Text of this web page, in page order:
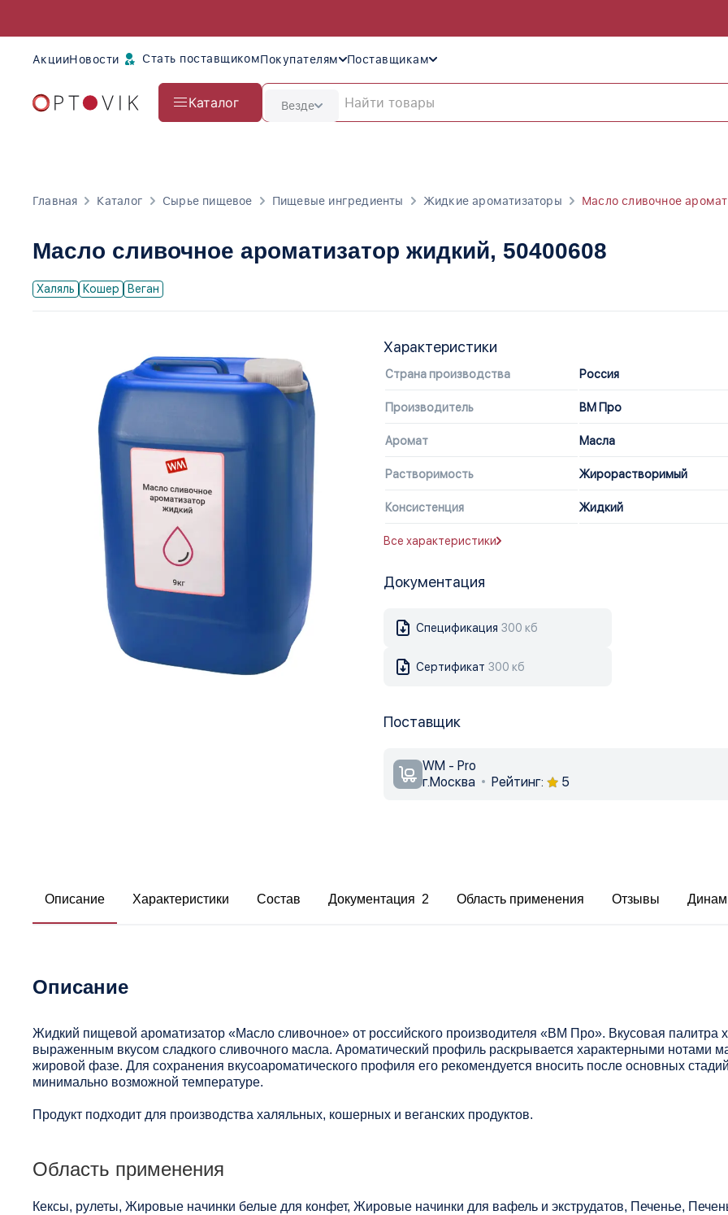
АкцииНовости Стать поставщикомПокупателям Поставщикам
Каталог Везде
Главная Каталог Сырье пищевое Пищевые ингредиенты Жидкие ароматизаторы Масло сливочное
Масло сливочное ароматизатор жидкий, 50400608
Халяль Кошер Веган
Характеристики
Страна производства Россия
Производитель ВМ Про
Аромат Масла
Растворимость Жирорастворимый
Консистенция Жидкий
Все характеристики
Документация
Спецификация 300 кб
Сертификат 300 кб
Поставщик
WM - Pro
г.Москва
Рейтинг: 5
Описание Характеристики Состав Документация 2 Область применения Отзывы
Описание
Жидкий пищевой ароматизатор «Масло сливочное» от российского производителя «ВМ Про». Вкусовая палитра
выраженным вкусом сладкого сливочного масла. Ароматический профиль раскрывается характерными нотами
жировой фазе. Для сохранения вкусоароматического профиля его рекомендуется вносить после основных
минимально возможной температуре.
Продукт подходит для производства халяльных, кошерных и веганских продуктов.
Область применения
Кексы, рулеты, Жировые начинки белые для конфет, Жировые начинки для вафель и экструдатов, Печенье,